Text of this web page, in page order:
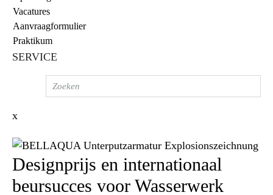
Vacatures
Aanvraagformulier
Praktikum
SERVICE
x
Designprijs en internationaal
beursucces voor Wasserwerk